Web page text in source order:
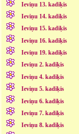
Ieviņu 13. kadiķis
Ieviņu 14. kadiķis
Ieviņu 15. kadiķis
Ieviņu 16. kadiķis
Ieviņu 19. kadiķis
Ieviņu 2. kadiķis
Ieviņu 4. kadiķis
Ieviņu 5. kadiķis
Ieviņu 6. kadiķis
Ieviņu 7. kadiķis
Ieviņu 8. kadiķis